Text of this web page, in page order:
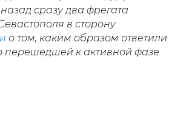
сразу два фрегата
в сторону
о том, каким образом ответили
перешедшей к активной фазе